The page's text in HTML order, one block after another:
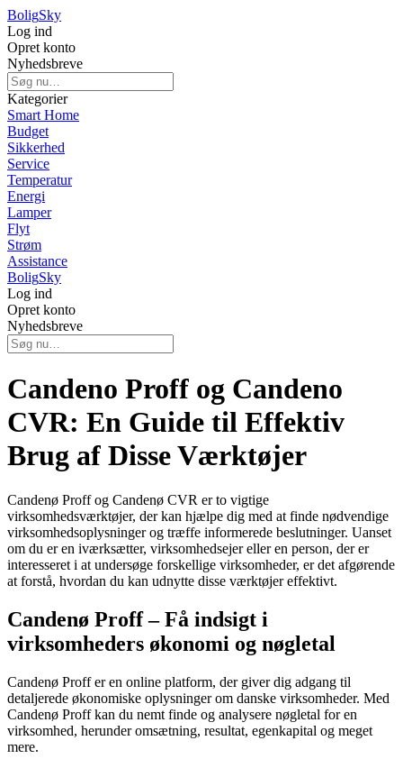
BoligSky
Log ind
Opret konto
Nyhedsbreve
Kategorier
Smart Home
Budget
Sikkerhed
Service
Temperatur
Energi
Lamper
Flyt
Strøm
Assistance
BoligSky
Log ind
Opret konto
Nyhedsbreve
Candeno Proff og Candeno
CVR: En Guide til Effektiv
Brug af Disse Værktøjer
Candenø Proff og Candenø CVR er to vigtige
virksomhedsværktøjer, der kan hjælpe dig med at finde nødvendige
virksomhedsoplysninger og træffe informerede beslutninger. Uanset
om du er en iværksætter, virksomhedsejer eller en person, der er
interesseret i at undersøge forskellige virksomheder, er det afgørende
at forstå, hvordan du kan udnytte disse værktøjer effektivt.
Candenø Proff – Få indsigt i
virksomheders økonomi og nøgletal
Candenø Proff er en online platform, der giver dig adgang til
detaljerede økonomiske oplysninger om danske virksomheder. Med
Candenø Proff kan du nemt finde og analysere nøgletal for en
virksomhed, herunder omsætning, resultat, egenkapital og meget
mere.